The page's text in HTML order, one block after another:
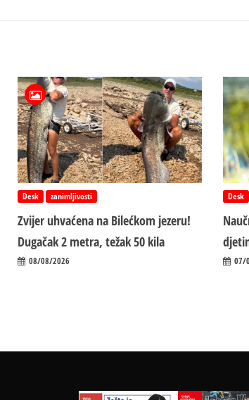
Desk zanimljivosti
Zvijer uhvaćena na Bilećkom jezeru!
Dugačak 2 metra, težak 50 kila
08/08/2026
Desk
07/